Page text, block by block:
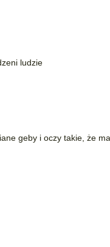
ludzie
geby i oczy takie, że